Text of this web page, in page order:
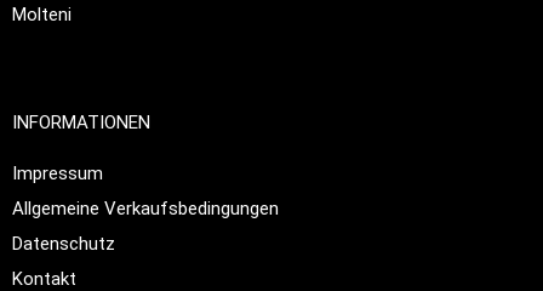
Molteni
INFORMATIONEN
Impressum
Allgemeine Verkaufsbedingungen
Datenschutz
Kontakt